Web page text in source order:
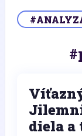
diela a